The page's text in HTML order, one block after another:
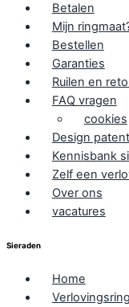
Betalen
Mijn
Bestellen
Garanties
Ruilen en
FAQ vragen
cookies
Design patent
Kennisbank
Zelf een
Over ons
vacatures
Sieraden
Home